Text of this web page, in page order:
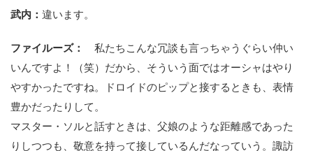
武内： 違います。
ファイルーズ：
私たちこんな冗談も言っちゃうぐらい仲い
いんですよ！（笑）だから、そういう面ではオーシャはやり
やすかったですね。ドロイドのピップと接するときも、表情
豊かだったりして。
マスター・ソルと話すときは、父娘のような距離感であった
りしつつも、敬意を持って接しているんだなっていう。諏訪